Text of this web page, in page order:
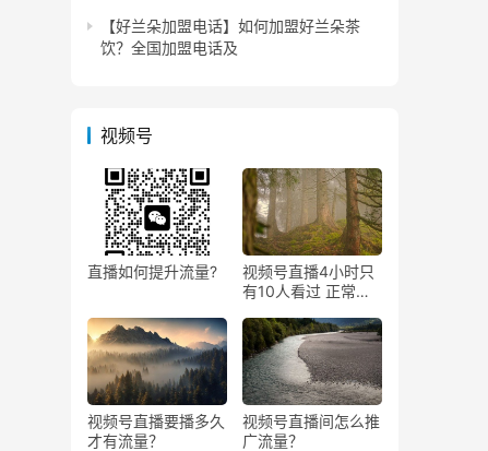
【好兰朵加盟电话】如何加盟好兰朵茶
饮？全国加盟电话及
视频号
直播如何提升流量?
视频号直播4小时只
有10人看过 正常
视频号直播要播多久
才有流量？
视频号直播间怎么推
广流量？